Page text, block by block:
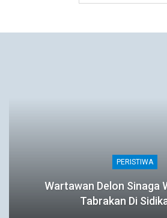
PERISTIWA
Wartawan Delon Sinaga
Tabrakan Di